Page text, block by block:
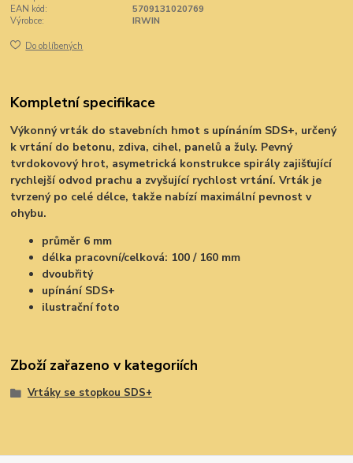
EAN kód:
5709131020769
Výrobce:
IRWIN
Do oblíbených
Kompletní specifikace
Výkonný vrták do stavebních hmot s upínáním SDS+, určený
k vrtání do betonu, zdiva, cihel, panelů a žuly. Pevný
tvrdokovový hrot, asymetrická konstrukce spirály zajišťující
rychlejší odvod prachu a zvyšující rychlost vrtání. Vrták je
tvrzený po celé délce, takže nabízí maximální pevnost v
ohybu.
průměr 6 mm
délka pracovní/celková: 100 / 160 mm
dvoubřitý
upínání SDS+
ilustrační foto
Zboží zařazeno v kategoriích
Vrtáky se stopkou SDS+